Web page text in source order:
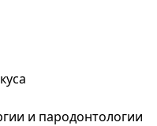
и пародонтологии